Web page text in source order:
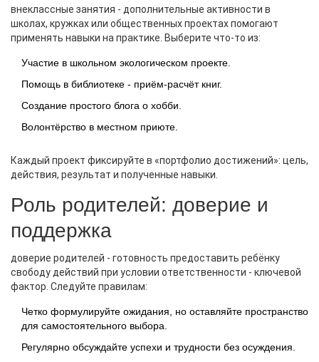
внеклассные занятия - дополнительные активности в
школах, кружках или общественных проектахпомогают
применять навыки на практике. Выберите что‑то из:
Участие в школьном экологическом проекте.
Помощь в библиотеке - приём‑расчёт книг.
Создание простого блога о хобби.
Волонтёрство в местном приюте.
Каждый проект фиксируйте в «портфолио достижений»: цель,
действия, результат и полученные навыки.
Роль родителей: доверие и
поддержка
доверие родителей - готовность предоставить ребёнку
свободу действий при условии ответственности - ключевой
фактор. Следуйте правилам:
Четко формулируйте ожидания, но оставляйте пространство
для самостоятельного выбора.
Регулярно обсуждайте успехи и трудности без осуждения.